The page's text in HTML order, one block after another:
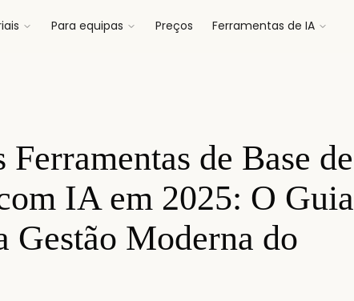
Para equipas Preços Ferramentas de IA
de Base de
IA em 2025: O Guia
Gestão Moderna do